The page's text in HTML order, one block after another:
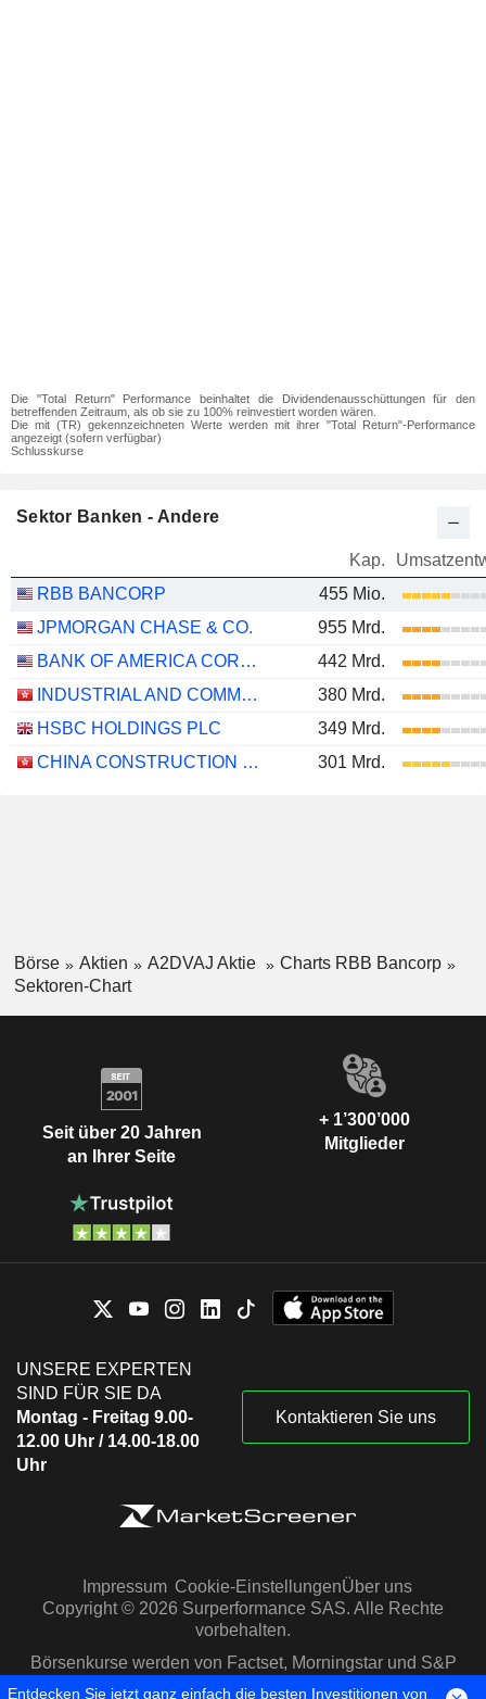
Die "Total Return" Performance beinhaltet die Dividendenausschüttungen für den
betreffenden Zeitraum, als ob sie zu 100% reinvestiert worden wären.
Die mit (TR) gekennzeichneten Werte werden mit ihrer "Total Return"-Performance
angezeigt (sofern verfügbar)
Schlusskurse
Sektor Banken - Andere
Kap.
RBB BANCORP
455 Mio.
JPMORGAN CHASE & CO.
955 Mrd.
BANK OF AMERICA CORPORATION
442 Mrd.
INDUSTRIAL AND COMMERCIAL BANK OF CHINA LIMITED
380 Mrd.
HSBC HOLDINGS PLC
349 Mrd.
CHINA CONSTRUCTION BANK CORPORATION
301 Mrd.
Börse Aktien A2DVAJ Aktie
Charts RBB Bancorp
Sektoren-Chart
Seit über 20 Jahren
an Ihrer Seite
+ 1’300’000
Mitglieder
UNSERE EXPERTEN
SIND FÜR SIE DA
Montag - Freitag 9.00-
12.00 Uhr / 14.00-18.00
Uhr
Kontaktieren Sie uns
Impressum Cookie-EinstellungenÜber uns
Copyright © 2026 Surperformance SAS. Alle Rechte
vorbehalten.
Börsenkurse werden von Factset, Morningstar und S&P
Capital IQ zur Verfügung gestellt
Entdecken Sie jetzt ganz einfach die besten Investitionen von